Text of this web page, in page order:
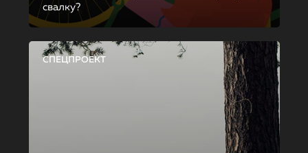
свалку?
СПЕЦПРОЕКТ